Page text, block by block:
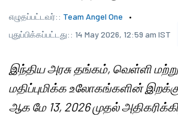
எழுதப்பட்டவர்:: Team Angel One
புதுப்பிக்கப்பட்டது:: 14 May 2026, 12:59 am IST
இந்திய அரசு தங்கம், வெள்ளி
மதிப்புமிக்க உலோகங்களின்
ஆக மே 13, 2026 முதல்